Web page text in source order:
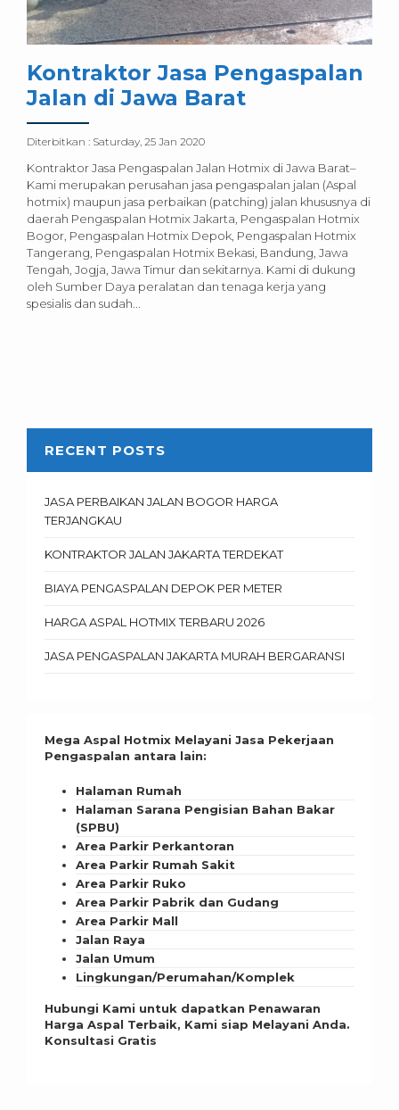
Kontraktor Jasa Pengaspalan
Jalan di Jawa Barat
Diterbitkan : Saturday, 25 Jan 2020
Kontraktor Jasa Pengaspalan Jalan Hotmix di Jawa Barat–
Kami merupakan perusahan jasa pengaspalan jalan (Aspal
hotmix) maupun jasa perbaikan (patching) jalan khususnya di
daerah Pengaspalan Hotmix Jakarta, Pengaspalan Hotmix
Bogor, Pengaspalan Hotmix Depok, Pengaspalan Hotmix
Tangerang, Pengaspalan Hotmix Bekasi, Bandung, Jawa
Tengah, Jogja, Jawa Timur dan sekitarnya. Kami di dukung
oleh Sumber Daya peralatan dan tenaga kerja yang
spesialis dan sudah...
RECENT POSTS
JASA PERBAIKAN JALAN BOGOR HARGA
TERJANGKAU
KONTRAKTOR JALAN JAKARTA TERDEKAT
BIAYA PENGASPALAN DEPOK PER METER
HARGA ASPAL HOTMIX TERBARU 2026
JASA PENGASPALAN JAKARTA MURAH BERGARANSI
Mega Aspal Hotmix Melayani Jasa Pekerjaan
Pengaspalan antara lain:
Halaman Rumah
Halaman Sarana Pengisian Bahan Bakar
(SPBU)
Area Parkir Perkantoran
Area Parkir Rumah Sakit
Area Parkir Ruko
Area Parkir Pabrik dan Gudang
Area Parkir Mall
Jalan Raya
Jalan Umum
Lingkungan/Perumahan/Komplek
Hubungi Kami untuk dapatkan Penawaran
Harga Aspal Terbaik, Kami siap Melayani Anda.
Konsultasi Gratis